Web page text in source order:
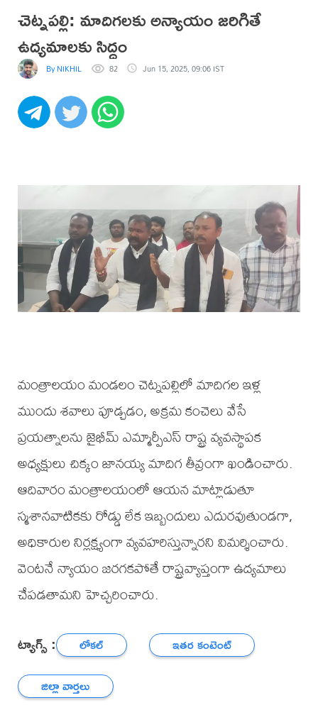
చెట్నపల్లి: మాదిగలకు అన్యాయం జరిగితే
ఉద్యమాలకు సిద్ధం
By NIKHIL 82 Jun 15, 2025, 09:06 IST
మంత్రాలయం మండలం చెట్నపల్లిలో మాదిగల ఇళ్ల
ముందు శవాలు పూడ్చడం, అక్రమ కంచెలు వేసే
ప్రయత్నాలను జైభీమ్ ఎమ్మార్పీఎస్ రాష్ట్ర వ్యవస్థాపక
అధ్యక్షులు చిక్కం జానయ్య మాదిగ తీవ్రంగా ఖండించారు.
ఆదివారం మంత్రాలయంలో ఆయన మాట్లాడుతూ
స్మశానవాటికకు రోడ్డు లేక ఇబ్బందులు ఎదురవుతుండగా,
అధికారుల నిర్లక్ష్యంగా వ్యవహరిస్తున్నారని విమర్శించారు.
వెంటనే న్యాయం జరగకపోతే రాష్ట్రవ్యాప్తంగా ఉద్యమాలు
చేపడతామని హెచ్చరించారు.
ట్యాగ్స్ : లోకల్
ఇతర కంటెంట్
జిల్లా వార్తలు